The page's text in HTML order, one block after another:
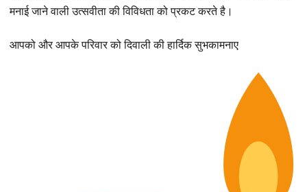
मनाई जाने वाली उत्सवीता की विविधता को प्रकट करते है।
आपको और आपके परिवार को दिवाली की हार्दिक सुभकामनाए